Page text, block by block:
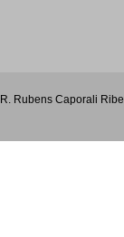
R. Rubens Caporali